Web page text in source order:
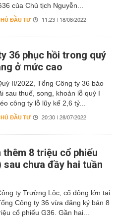
của Chủ tịch Nguyễn...
ĐẦU TƯ 11:23 | 18/08/2022
36 phục hồi trong quý
ở mức cao
II/2022, Tổng Công ty 36 báo
sau thuế, song, khoản lỗ quý I
công ty lỗ lũy kế 2,6 tỷ...
ĐẦU TƯ 20:30 | 28/07/2022
8 triệu cổ phiếu
sau chưa đầy hai tuần
ty Trường Lộc, cổ đông lớn tại
Công ty 36 vừa đăng ký bán 8
cổ phiếu G36. Gần hai...